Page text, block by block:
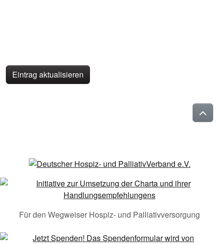
Eintrag aktualisieren
Für den Wegweiser Hospiz- und Palliativversorgung